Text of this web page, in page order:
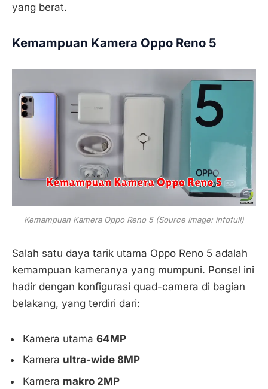
yang berat.
Kemampuan Kamera Oppo Reno 5
Kemampuan Kamera Oppo Reno 5 (Source image: infofull)
Salah satu daya tarik utama Oppo Reno 5 adalah
kemampuan kameranya yang mumpuni. Ponsel ini
hadir dengan konfigurasi quad-camera di bagian
belakang, yang terdiri dari:
Kamera utama 64MP
Kamera ultra-wide 8MP
Kamera makro 2MP